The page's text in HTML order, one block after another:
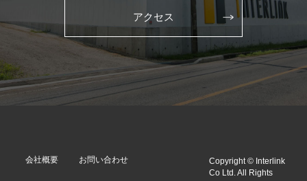
アクセス
会社概要 お問い合わせ
Copyright © Interlink
Co Ltd. All Rights